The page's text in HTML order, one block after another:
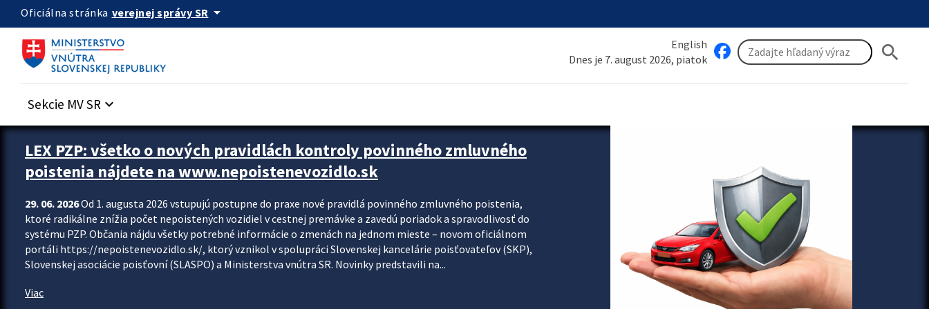
Preskocit na hlavný obsah
Oficiálna stránka verejnej správy SR arrow_drop_down
English
Dnes je 7. august 2026, piatok
search
Sekcie MV SR keyboard_arrow_down
Zastavit automatický posun upútavok
LEX PZP: všetko o nových pravidlách kontroly povinného zmluvného
poistenia nájdete na www.nepoistenevozidlo.sk
29. 06. 2026Od 1. augusta 2026 vstupujú postupne do praxe nové pravidlá povinného zmluvného poistenia,
ktoré radikálne znížia počet nepoistených vozidiel v cestnej premávke a zavedú poriadok a spravodlivosť do
systému PZP. Občania nájdu všetky potrebné informácie o zmenách na jednom mieste – novom oficiálnom
portáli https://nepoistenevozidlo.sk/, ktorý vznikol v spolupráci Slovenskej kancelárie poisťovateľov (SKP),
Slovenskej asociácie poisťovní (SLASPO) a Ministerstva vnútra SR. Novinky predstavili na...
Viac